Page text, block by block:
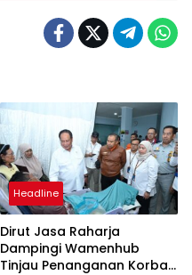
Headline
Dirut Jasa Raharja
Dampingi Wamenhub
Tinjau Penanganan Korban